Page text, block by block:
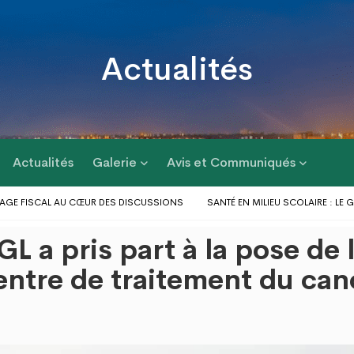
Actualités
Actualités Galerie Avis et Communiqués
FISCAL AU CŒUR DES DISCUSSIONS SANTÉ EN MILIEU SCOLAIRE : LE
D’ACTIONS AU PROFIT DES POPULATIONS
LE GOUVERNEUR DU DAGL A
DU GOLFE 1 ET D’AGOÈ-NYIVÉ 4
a pris part à la pose de
de traitement du